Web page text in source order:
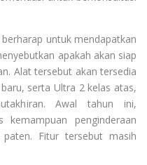
untuk mendapatkan
apakah akan siap
Alat tersebut akan tersedia
serta Ultra 2 kelas atas,
Awal tahun ini,
kemampuan penginderaan
Fitur tersebut masih